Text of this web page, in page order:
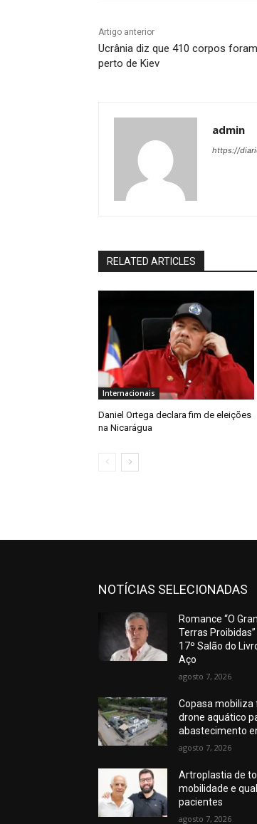
Artigo anterior
Ucrânia diz que 410 corpos
perto de Kiev
admin
https://
RELATED ARTICLES
Internacionais
Daniel Ortega declara fim de eleições
na Nicarágua
NOTÍCIAS SELECIONADAS
Romance “O
Terras
17º Salão do
Aço
agosto 7, 2026
Copasa
drone aquático
abastecimento
agosto 7, 2026
Artroplastia de
mobilidade e
pacientes
agosto 7, 2026